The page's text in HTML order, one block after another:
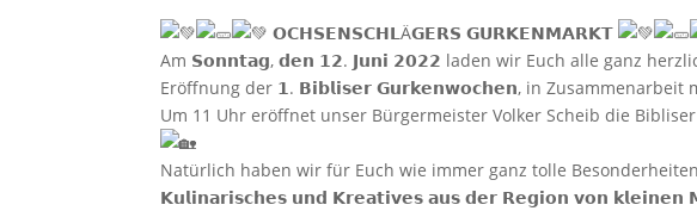
𝗢𝗖𝗛𝗦𝗘𝗡𝗦𝗖𝗛𝗟Ä𝗚𝗘𝗥𝗦 𝗚𝗨𝗥𝗞𝗘𝗡𝗠𝗔𝗥𝗞𝗧
Am 𝗦𝗼𝗻𝗻𝘁𝗮𝗴, 𝗱𝗲𝗻 𝟭𝟮. 𝗝𝘂𝗻𝗶 𝟮𝟬𝟮𝟮 laden wir Euch alle ganz
Eröffnung der 𝟭. 𝗕𝗶𝗯𝗹𝗶𝘀𝗲𝗿 𝗚𝘂𝗿𝗸𝗲𝗻𝘄𝗼𝗰𝗵𝗲𝗻, in Zusammenarbeit
Um 11 Uhr eröffnet unser Bürgermeister Volker Scheib die
Natürlich haben wir für Euch wie immer ganz tolle
𝗞𝘂𝗹𝗶𝗻𝗮𝗿𝗶𝘀𝗰𝗵𝗲𝘀 𝘂𝗻𝗱 𝗞𝗿𝗲𝗮𝘁𝗶𝘃𝗲𝘀 𝗮𝘂𝘀 𝗱𝗲𝗿 𝗥𝗲𝗴𝗶𝗼𝗻 𝘃𝗼𝗻